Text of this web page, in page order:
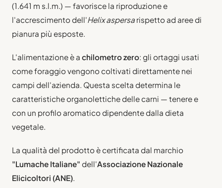
(1.641 m s.l.m.) — favorisce la riproduzione e
l'accrescimento dell'Helix aspersa rispetto ad aree di
pianura più esposte.
L'alimentazione è a chilometro zero: gli ortaggi usati
come foraggio vengono coltivati direttamente nei
campi dell'azienda. Questa scelta determina le
caratteristiche organolettiche delle carni — tenere e
con un profilo aromatico dipendente dalla dieta
vegetale.
La qualità del prodotto è certificata dal marchio
"Lumache Italiane" dell'Associazione Nazionale
Elicicoltori (ANE).